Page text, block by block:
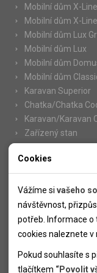
Mobilní dům X-
Mobilní dům X-Line
Mobilní dům Lux
Mobilní dům Lux
Mobilní dům
Mobilní dům
Karavan Superior
Chatka/Chatka
Karavan/Karavan
Zařízený stan
Informace
Novinky
Kolektivy
SUPER FIRST
Informace k
Informace o
Cookies
Vážíme si vašeho
návštěvnost,
potřeb. Informace o
cookies naleznete v
Pokud souhlasíte s
tlačítkem “Povolit
Nutné cookies
tak, že umožní
přístup k
stránka nemůže
Analytické